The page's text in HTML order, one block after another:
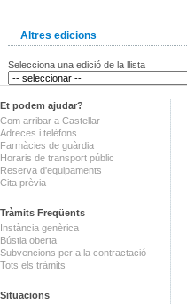
Altres edicions
Selecciona una edició de la llista
Et podem ajudar?
Com arribar a Castellar
Adreces i telèfons
Farmàcies de guàrdia
Horaris de transport públic
Reserva d'equipaments
Cita prèvia
Tràmits Freqüents
Instància genèrica
Bústia oberta
Subvencions per a la contractació
Tots els tràmits
Situacions